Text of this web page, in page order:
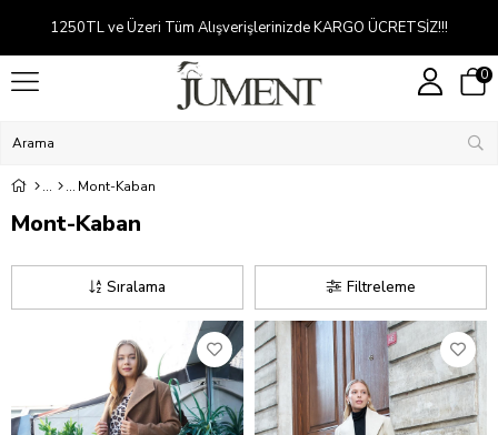
1250TL ve Üzeri Tüm Alışverişlerinizde KARGO ÜCRETSİZ!!!
0
Mont-Kaban
Mont-Kaban
Filtreleme
Sıralama